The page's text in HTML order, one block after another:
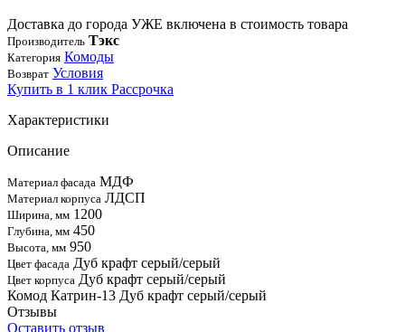
Доставка до города УЖЕ включена в стоимость товара
Производитель Тэкс
Категория Комоды
Возврат Условия
Купить в 1 клик Рассрочка
Характеристики
Описание
Материал фасада МДФ
Материал корпуса ЛДСП
Ширина, мм 1200
Глубина, мм 450
Высота, мм 950
Цвет фасада Дуб крафт серый/серый
Цвет корпуса Дуб крафт серый/серый
Комод Катрин-13 Дуб крафт серый/серый
Отзывы
Оставить отзыв